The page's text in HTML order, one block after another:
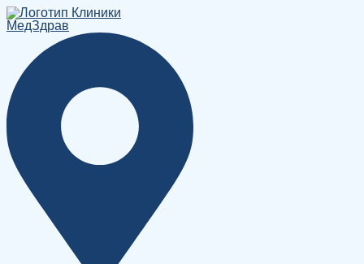
Перейти
к
содержимому